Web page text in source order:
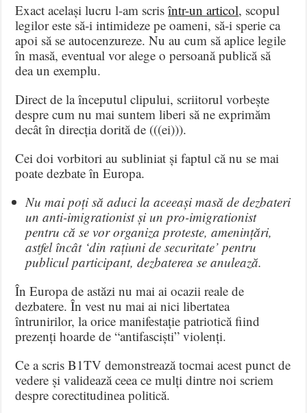
Exact același lucru l-am scrisîntr-un articol, scopul
legilor este să-i intimideze pe oameni, să-i sperie ca
apoi să se autocenzureze. Nu au cum să aplice legile
în masă, eventual vor alege o persoană publică să
dea un exemplu.
Direct de la începutul clipului, scriitorul vorbește
despre cum nu mai suntem liberi să ne exprimăm
decât în direcția dorită de (((ei))).
Cei doi vorbitori au subliniat și faptul că nu se mai
poate dezbate în Europa.
Nu mai poți să aduci la aceeași masă de dezbateri
un anti-imigrationist și un pro-imigrationist
pentru că se vor organiza proteste, amenințări,
astfel încât ‘din rațiuni de securitate’ pentru
publicul participant, dezbaterea se anulează.
În Europa de astăzi nu mai ai ocazii reale de
dezbatere. În vest nu mai ai nici libertatea
întrunirilor, la orice manifestație patriotică fiind
prezenți hoarde de “antifasciști” violenți.
Ce a scris B1TV demonstrează tocmai acest punct de
vedere și validează ceea ce mulți dintre noi scriem
despre corectitudinea politică.